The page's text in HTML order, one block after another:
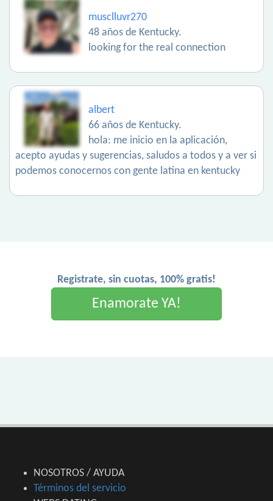
musclluvr270
48 años de Kentucky.
looking for the real connection
albert
66 años de Kentucky.
hola: me inicio en la aplicación,
acepto ayudas y sugerencias, saludos a todos y a ver si
podemos conocernos con gente latina en kentucky
Registrate, sin cuotas, 100% gratis!
Enamorate YA!
NOSOTROS / AYUDA
Términos del servicio